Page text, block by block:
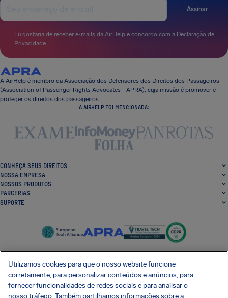
Assinar
Eu gostaria de receber e-mails da AirHelp e concordo com a Declaração de
Privacidade.
A AirHelp é membro da Associação dos Defensores dos Direitos dos Passageiros
(Association of Passenger Rights Advocates - APRA), cuja missão é promover e
proteger os direitos dos passageiros.
A AIRHELP FOI MENCIONADA:
CONHEÇA SEUS DIREITOS
NOSSA EMPRESA
NOSSOS PRODUTOS
PARCERIAS
SUPORTE
SocialFacebook
SocialTwitter
SocialInstagram
SocialLinkedin
Utilizamos cookies para que o nosso website funcione
corretamente, para personalizar conteúdos e anúncios, para
fornecer funcionalidades de redes sociais e para analisar o
nosso tráfego. Também partilhamos informações sobre a